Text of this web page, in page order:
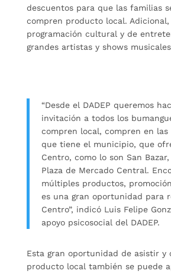
descuentos para que las familias
compren producto local.
programación cultural y de
grandes artistas y shows
“Desde el DADEP queremos
invitación a todos los
compren local, compren en las
que tiene el municipio, que
Centro, como lo son San
Plaza de Mercado Central.
múltiples productos,
es una gran oportunidad para
Centro”, indicó Luis Felipe
apoyo psicosocial del DADEP.
Esta gran oportunidad de asistir y
producto local también se puede